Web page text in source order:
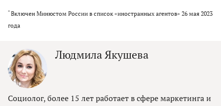
*Включен Минюстом России в список «иностранных агентов» 26 мая 2023
года
Людмила Якушева
Социолог, более 15 лет работает в сфере маркетинга и